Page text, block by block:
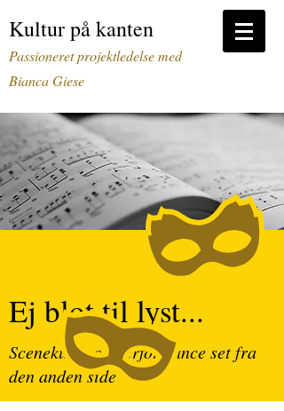
Kultur på kanten
Passioneret projektledelse med
Bianca Giese
Ej blot til lyst...
Scenekunst og performance set fra
den anden side